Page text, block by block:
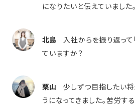
になりたいと伝えていました。
北島
入社からを振り返っ
ていますか？
栗山
少しずつ目指したい
うになってきました。苦労す